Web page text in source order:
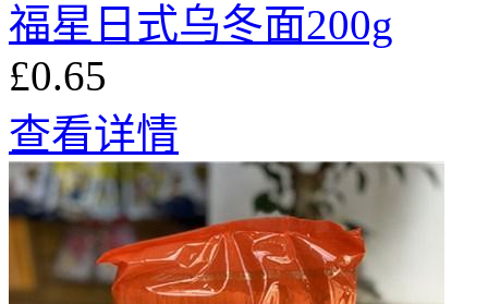
福星日式乌冬面200g
£0.65
查看详情